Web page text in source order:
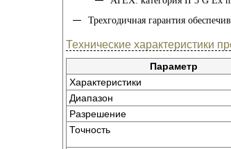
Трехгодичная гарантия
Технические характеристики
Параметр
Характеристики
Диапазон
Разрешение
Точность